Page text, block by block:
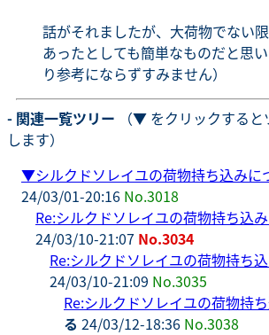
話がそれましたが、大荷物でない
あったとしても簡単なものだと思
り参考にならずすみません）
- 関連一覧ツリー （▼ をクリックする
します）
▼シルクドソレイユの荷物持ち込みに
24/03/01-20:16 No.3018
Re:シルクドソレイユの荷物持ち込
24/03/10-21:07 No.3034
Re:シルクドソレイユの荷物持ち
24/03/10-21:09 No.3035
Re:シルクドソレイユの荷物持
る 24/03/12-18:36 No.3038